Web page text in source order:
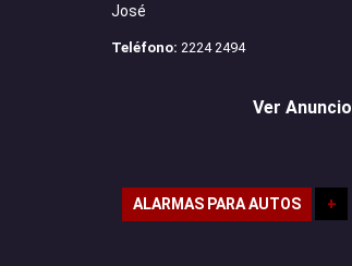
José
Teléfono: 2224 2494
Ver Anuncio
ALARMAS PARA AUTOS +